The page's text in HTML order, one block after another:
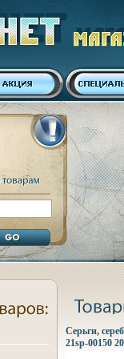
Серьги,
21sp-00150